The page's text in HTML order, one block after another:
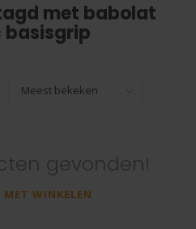
met babolat
basisgrip
gevonden!
MET WINKELEN